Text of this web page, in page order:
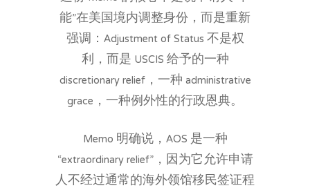
能”在美国境内调整身份，而是重新
强调：Adjustment of Status 不是权
利，而是 USCIS 给予的一种
discretionary relief，一种 administrative
grace，一种例外性的行政恩典。
Memo 明确说，AOS 是一种
“extraordinary relief”，因为它允许申请
人不经过通常的海外领馆移民签证程